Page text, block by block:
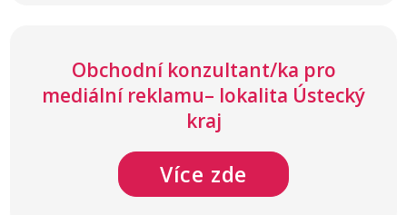
Obchodní konzultant/ka pro
mediální reklamu– lokalita Ústecký
kraj
Více zde